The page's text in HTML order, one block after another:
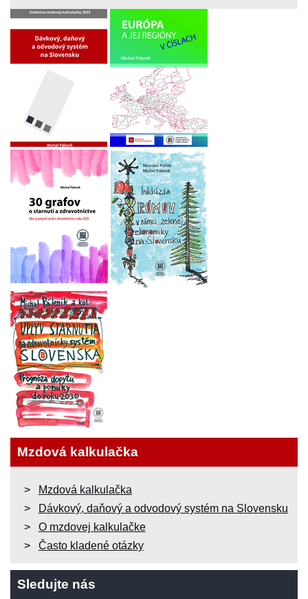
Mzdová kalkulačka
Mzdová kalkulačka
Dávkový, daňový a odvodový systém na Slovensku
O mzdovej kalkulačke
Často kladené otázky
Sledujte nás